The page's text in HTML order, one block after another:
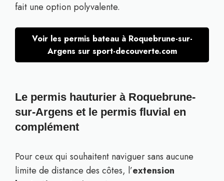
fait une option polyvalente.
Voir les permis bateau à Roquebrune-sur-
Argens sur sport-decouverte.com
Le permis hauturier à Roquebrune-
sur-Argens et le permis fluvial en
complément
Pour ceux qui souhaitent naviguer sans aucune
limite de distance des côtes, l’extension